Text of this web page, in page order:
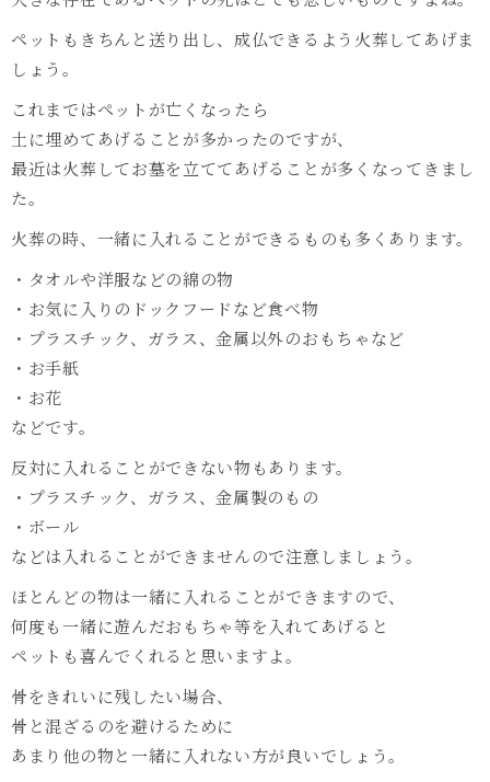
ペットもきちんと送り出し、成仏できるよう火葬してあげま
しょう。
これまではペットが亡くなったら
土に埋めてあげることが多かったのですが、
最近は火葬してお墓を立ててあげることが多くなってきまし
た。
火葬の時、一緒に入れることができるものも多くあります。
・タオルや洋服などの綿の物
・お気に入りのドックフードなど食べ物
・プラスチック、ガラス、金属以外のおもちゃなど
・お手紙
・お花
などです。
反対に入れることができない物もあります。
・プラスチック、ガラス、金属製のもの
・ボール
などは入れることができませんので注意しましょう。
ほとんどの物は一緒に入れることができますので、
何度も一緒に遊んだおもちゃ等を入れてあげると
ペットも喜んでくれると思いますよ。
骨をきれいに残したい場合、
骨と混ざるのを避けるために
あまり他の物と一緒に入れない方が良いでしょう。